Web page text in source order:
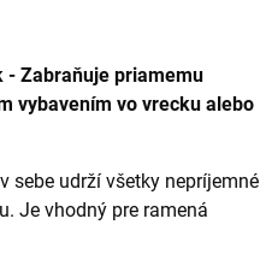
- Zabraňuje priamemu
vybavením vo vrecku alebo
sebe udrží všetky nepríjemné
Je vhodný pre ramená